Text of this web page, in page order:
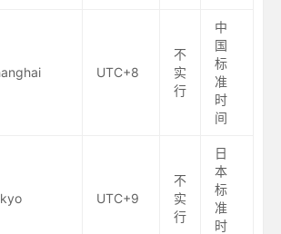
UTC+8
不
实
行
中
国
标
准
时
间
UTC+9
不
实
行
日
本
标
准
时